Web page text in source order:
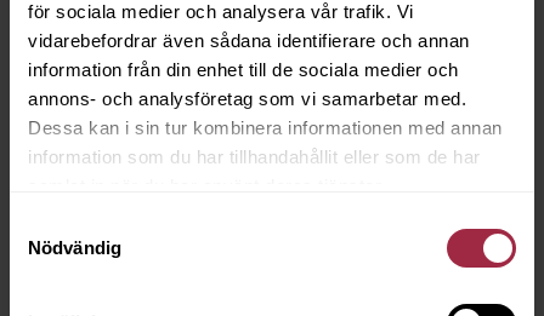
för sociala medier och analysera vår trafik. Vi
vidarebefordrar även sådana identifierare och annan
information från din enhet till de sociala medier och
annons- och analysföretag som vi samarbetar med.
Dessa kan i sin tur kombinera informationen med annan
information som du har tillhandahållit eller som de har
Nödvändig